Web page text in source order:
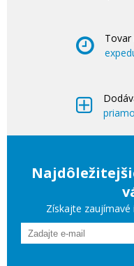
Tovar
Získajte